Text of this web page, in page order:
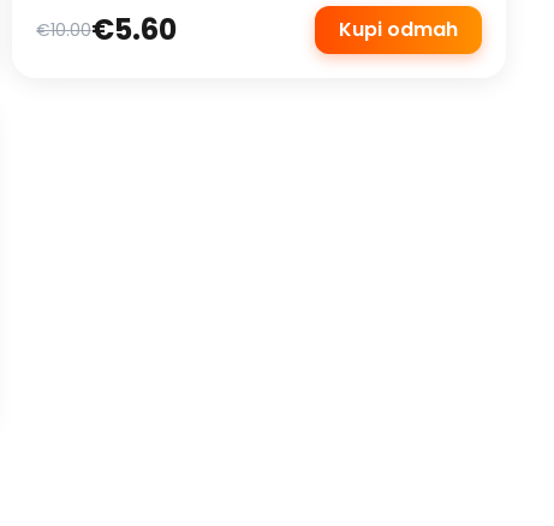
€10.00€5.60 Kupi odmah